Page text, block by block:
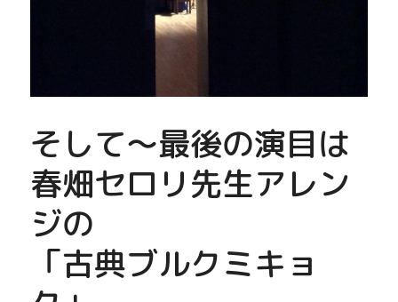
そして〜最後の演目は
春畑セロリ先生アレン
ジの
「古典ブルクミキョ